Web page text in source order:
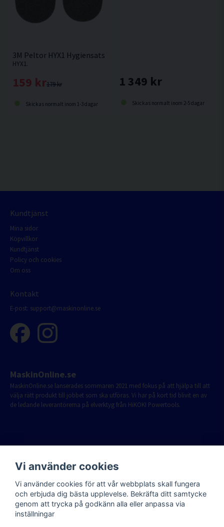
3M Peltor HYX1 Hygiensats
HYX1.
179 kr
159 kr
Skickas normalt inom 1-3 dagar
1 349 kr
Skickas normalt inom 2-5 dagar
Kundtjänst
Mina sidor
Köpvillkor
Kundtjänst
Policy och cookies
Om oss
Kontakt
E-post: support@maskinonline.se
MaskinOnline.se
MaskinOnline.se lanserades sommaren 2021 med fokus på att hjälpa till att
välja rätt produkt till jobbet som ska utföras. Vi har på kort tid blivit en av
de ledande leverantörerna på elverktyg från HiKOKI Powertools.
Vi använder cookies
Vi använder cookies för att vår webbplats skall fungera
och erbjuda dig bästa upplevelse. Bekräfta ditt samtycke
genom att trycka på godkänn alla eller anpassa via
inställningar